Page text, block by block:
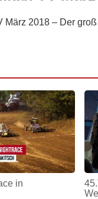
März 2018 – Der
in